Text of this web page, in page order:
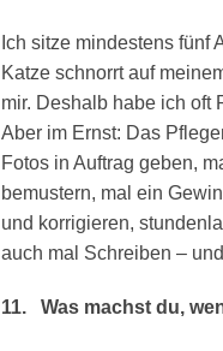
Ich sitze mindestens fünf
Katze schnorrt auf
mir. Deshalb habe ich oft
Aber im Ernst: Das
Fotos in Auftrag geben,
bemustern, mal ein
und korrigieren,
auch mal Schreiben –
11. Was machst du,